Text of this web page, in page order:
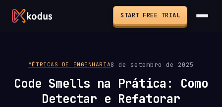
START FREE TRIAL
MÉTRICAS DE ENGENHARIA8 de setembro de 2025
Code Smells na Prática: Como
Detectar e Refatorar